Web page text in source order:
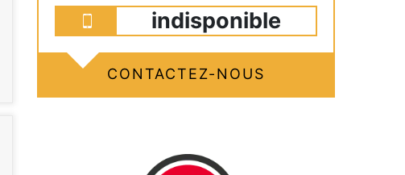
indisponible
CONTACTEZ-NOUS